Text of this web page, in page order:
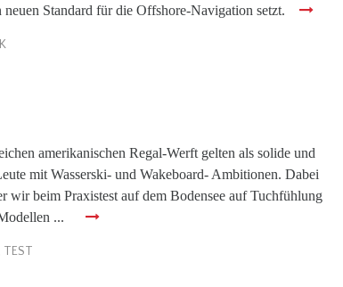
Standard für die Offshore-Navigation setzt.
amerikanischen Regal-Werft gelten als solide und
mit Wasserski- und Wakeboard- Ambitionen. Dabei
wir beim Praxistest auf dem Bodensee auf Tuchfühlung
...
TEST